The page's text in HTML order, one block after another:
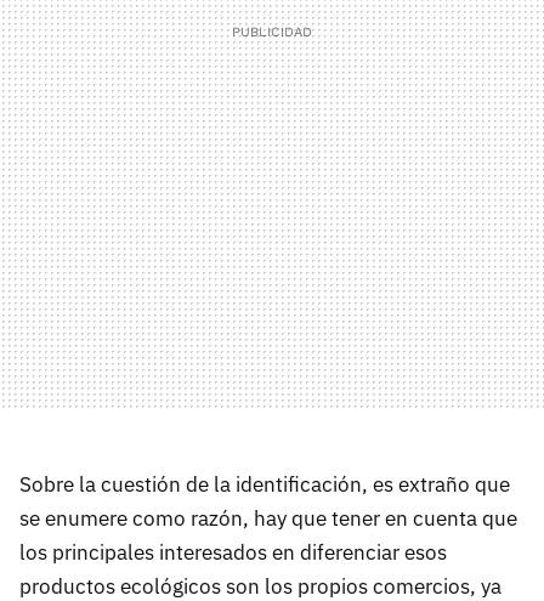
Sobre la cuestión de la identificación, es extraño que
se enumere como razón, hay que tener en cuenta que
los principales interesados en diferenciar esos
productos ecológicos son los propios comercios, ya